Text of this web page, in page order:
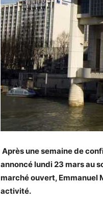
Après une semaine de
annoncé lundi 23 mars au
marché ouvert, Emmanuel
activité.